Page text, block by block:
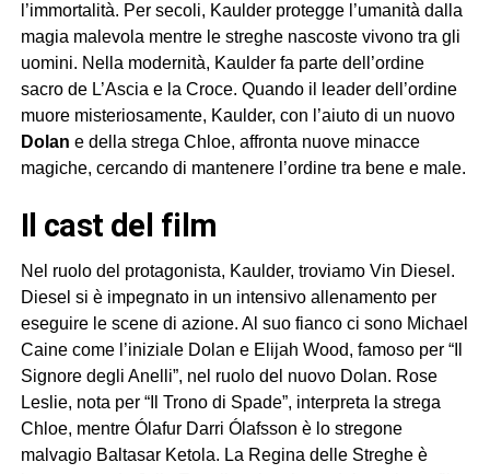
l’immortalità. Per secoli, Kaulder protegge l’umanità dalla
magia malevola mentre le streghe nascoste vivono tra gli
uomini. Nella modernità, Kaulder fa parte dell’ordine
sacro de L’Ascia e la Croce. Quando il leader dell’ordine
muore misteriosamente, Kaulder, con l’aiuto di un nuovo
Dolan e della strega Chloe, affronta nuove minacce
magiche, cercando di mantenere l’ordine tra bene e male.
il cast del film
Nel ruolo del protagonista, Kaulder, troviamo Vin Diesel.
Diesel si è impegnato in un intensivo allenamento per
eseguire le scene di azione. Al suo fianco ci sono Michael
Caine come l’iniziale Dolan e Elijah Wood, famoso per “Il
Signore degli Anelli”, nel ruolo del nuovo Dolan. Rose
Leslie, nota per “Il Trono di Spade”, interpreta la strega
Chloe, mentre Ólafur Darri Ólafsson è lo stregone
malvagio Baltasar Ketola. La Regina delle Streghe è